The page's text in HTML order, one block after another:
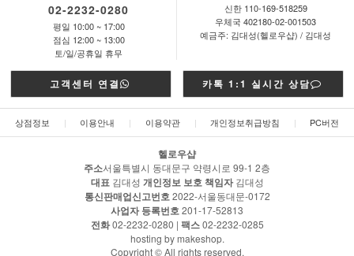
02-2232-0280
평일 10:00 ~ 17:00
점심 12:00 ~ 13:00
토/일/공휴일 휴무
신한 110-169-518259
우체국 402180-02-001503
예금주: 김대성(헬로우샵) / 김대성
고객센터 연결 카톡 1:1 실시간 상담
상점정보 | 이용안내 | 이용약관 | 개인정보취급방침 | PC버전
헬로우샵
주소서울특별시 동대문구 약령시로 99-1 2층
대표 김대성 개인정보 보호 책임자김대성
통신판매업신고번호 2022-서울동대문-0172
사업자 등록번호201-17-52813
전화02-2232-0280 | 팩스02-2232-0285
hosting by makeshop.
Copyright © All rights reserved.